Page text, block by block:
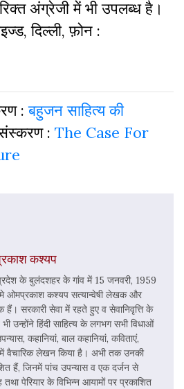
अंग्रेजी में भी उपलब्‍ध है।
दिल्‍ली, फ़ोन :
:बहुजन साहित्य की
: The Case For
कश्यप
के बुलंदशहर के गांव में 15 जनवरी, 1959
ओमप्रकाश कश्यप सत्यान्वेषी लेखक और
हैं। सरकारी सेवा में रहते हुए व सेवानिवृत्ति के
भी उन्होंने हिंदी साहित्य के लगभग सभी विधाओं
कहानियां, बाल कहानियां, कविताएं,
वैचारिक लेखन किया है। अभी तक उनकी
हैं, जिनमें पांच उपन्यास व एक दर्जन से
पेरियार के विभिन्न आयामों पर प्रकाशित